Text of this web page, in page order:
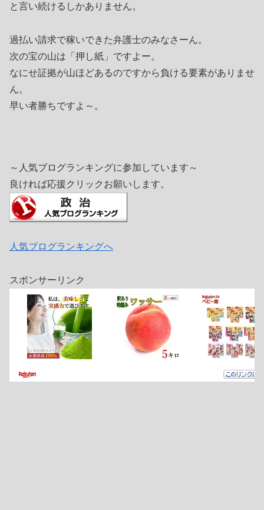
と言い続けるしかありません。
過払い請求で稼いできた弁護士のみなさーん。
次の宝の山は「押し紙」ですよー。
なにせ証拠が山ほどあるのですから負ける要素がありませ
ん。
早い者勝ちですよ～。
～人気ブログランキングに参加しています～
良ければ応援クリックお願いします。
人気ブログランキングへ
スポンサーリンク